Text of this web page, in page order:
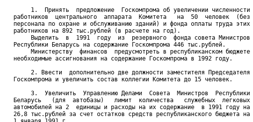
     1.  Принять  предложение  Госкомпрома об увеличении численности
работников  центрального  аппарата  Комитета   на  50  человек  (без
персонала по охране и обслуживанию зданий) и фонда оплаты труда этих
работников на 892 тыс.рублей (в расчете на год).
     Выделить  в  1991  году  из  резервного  фонда совета Министров
Республики Беларусь на содержание Госкомпрома 446 тыс.рублей.
     Министерству  финансов  предусмотреть в республиканском бюджете
необходимые ассигнования на содержание Госкомпрома в 1992 году.
     2. Ввести  дополнительно две должности заместителя Председателя
Госкомпрома и увеличить состав коллегии Комитета до 15 человек.
     3.  Увеличить  Управлению Делами  Совета  Министров  Республики
Беларусь   (для  автобазы)   лимит  количества   служебных  легковых
автомобилей на 2  единицы и расходы на их содержание  в 1991 году на
26,8 тыс.рублей за счет остатков средств республиканского бюджета на